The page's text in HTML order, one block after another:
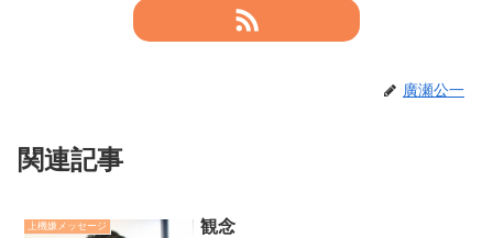
廣瀬公一
関連記事
上機嫌メッセージ 観念